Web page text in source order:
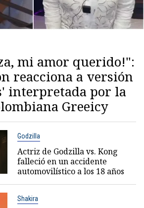
mi amor querido!":
reacciona a versión
interpretada por la
Greeicy
Godzilla
Actriz de Godzilla vs. Kong
falleció en un accidente
automovilístico a los 18 años
Shakira